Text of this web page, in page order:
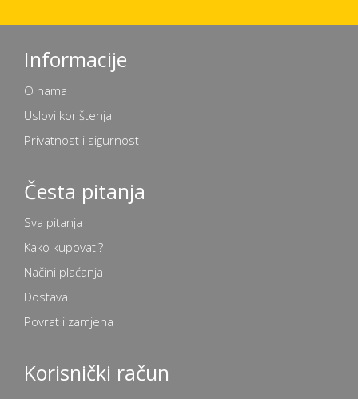
Informacije
O nama
Uslovi korištenja
Privatnost i sigurnost
Česta pitanja
Sva pitanja
Kako kupovati?
Načini plaćanja
Dostava
Povrat i zamjena
Korisnički račun